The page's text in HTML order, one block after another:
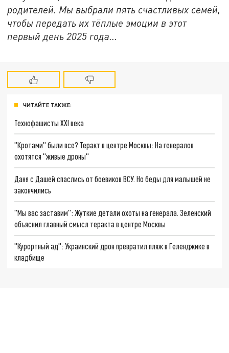
родителей. Мы выбрали пять счастливых семей,
чтобы передать их тёплые эмоции в этот
первый день 2025 года...
ЧИТАЙТЕ ТАКЖЕ:
Технофашисты XXI века
"Кротами" были все? Теракт в центре Москвы: На генералов
охотятся "живые дроны"
Даня с Дашей спаслись от боевиков ВСУ. Но беды для малышей не
закончились
"Мы вас заставим": Жуткие детали охоты на генерала. Зеленский
объяснил главный смысл теракта в центре Москвы
"Курортный ад": Украинский дрон превратил пляж в Геленджике в
кладбище